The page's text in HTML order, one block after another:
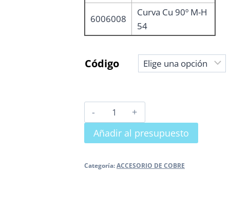
6006008
Curva Cu 90º M-H
54
Código
CURVA
Cu
90º
H
Añadir al presupuesto
Categoría:ACCESORIO DE COBRE